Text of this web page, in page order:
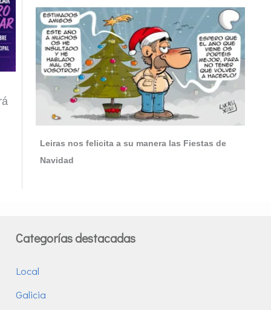
Leiras nos felicita a su manera las Fiestas de
Navidad
Categorías destacadas
Local
Galicia